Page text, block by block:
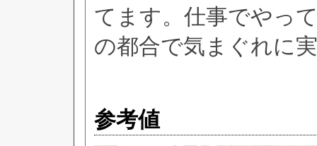
てます。仕事でやっ
の都合で気まぐれに
参考値